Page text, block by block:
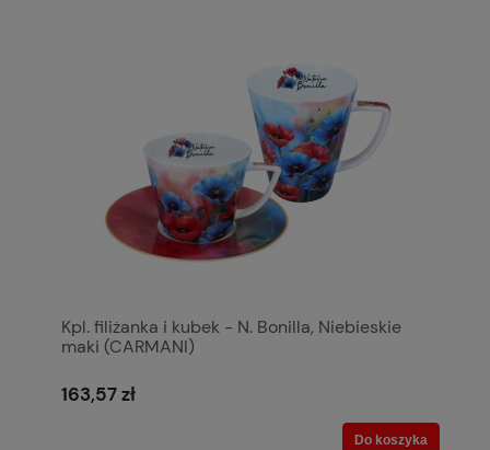
Kpl. filiżanka i kubek - N. Bonilla, Niebieskie
maki (CARMANI)
163,57 zł
Do koszyka